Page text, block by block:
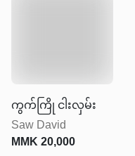
ကွက်ကြို ငါးလှမ်း
Saw David
MMK20,000